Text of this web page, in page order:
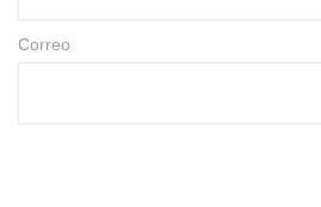
Correo